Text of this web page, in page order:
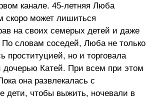
канале. 45-летняя Люба
скоро может лишиться
на своих семерых детей и даже
словам соседей, Люба не только
проституцией, но и торговала
дочерью Катей. При всем при этом
она развлекалась с
дети, чтобы выжить, ночевали в